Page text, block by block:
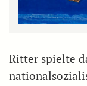
Ritter spielte